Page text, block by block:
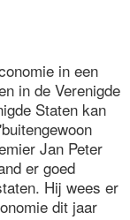
in een
in de Verenigde
Staten kan
Jan Peter
er goed
Hij wees er
dit jaar